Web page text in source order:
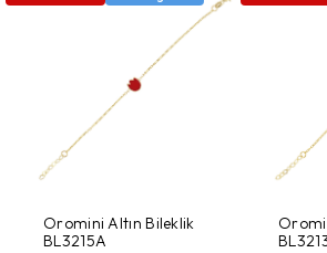
Oromini Altın Bileklik
BL3215A